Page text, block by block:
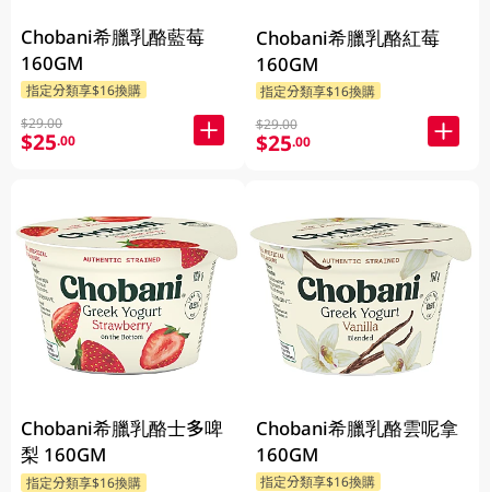
Chobani希臘乳酪藍莓
160GM
指定分類享$16換購
$29.00
$25.00
Chobani希臘乳酪士多啤
梨 160GM
指定分類享$16換購
Chobani希臘乳酪紅莓
160GM
指定分類享$16換購
$29.00
$25.00
Chobani希臘乳酪雲呢拿
160GM
指定分類享$16換購